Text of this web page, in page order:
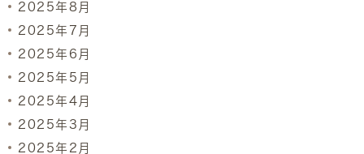
2025年8月
2025年7月
2025年6月
2025年5月
2025年4月
2025年3月
2025年2月